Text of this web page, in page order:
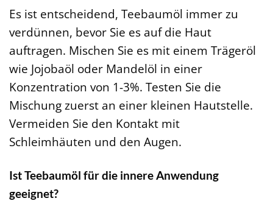
Es ist entscheidend, Teebaumöl immer zu
verdünnen, bevor Sie es auf die Haut
auftragen. Mischen Sie es mit einem Trägeröl
wie Jojobaöl oder Mandelöl in einer
Konzentration von 1-3%. Testen Sie die
Mischung zuerst an einer kleinen Hautstelle.
Vermeiden Sie den Kontakt mit
Schleimhäuten und den Augen.
Ist Teebaumöl für die innere Anwendung
geeignet?